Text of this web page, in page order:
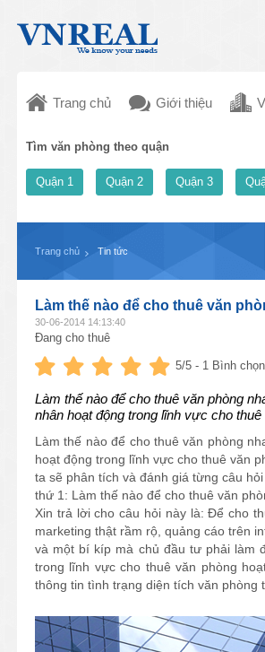
Trang chủ Giới thiệu
Tìm văn phòng theo quận
Quận 1 Quận 2 Quận 3
Trang chủ Tin tức
Làm thế nào để cho thuê văn
30-06-2014 14:13:40
Đang cho thuê
5/5 - 1 Bình
Làm thế nào để cho thuê văn phòng
nhân hoạt động trong lĩnh vực cho
Làm thế nào để cho thuê văn phòng
hoạt động trong lĩnh vực cho thuê văn
ta sẽ phân tích và đánh giá từng câu hỏi
thứ 1: Làm thế nào để cho thuê văn
Xin trả lời cho câu hỏi này là: Để cho
marketing thật rầm rộ, quảng cáo trên
và một bí kíp mà chủ đầu tư phải làm
trong lĩnh vực cho thuê văn phòng
thông tin tình trạng diện tích văn phòng